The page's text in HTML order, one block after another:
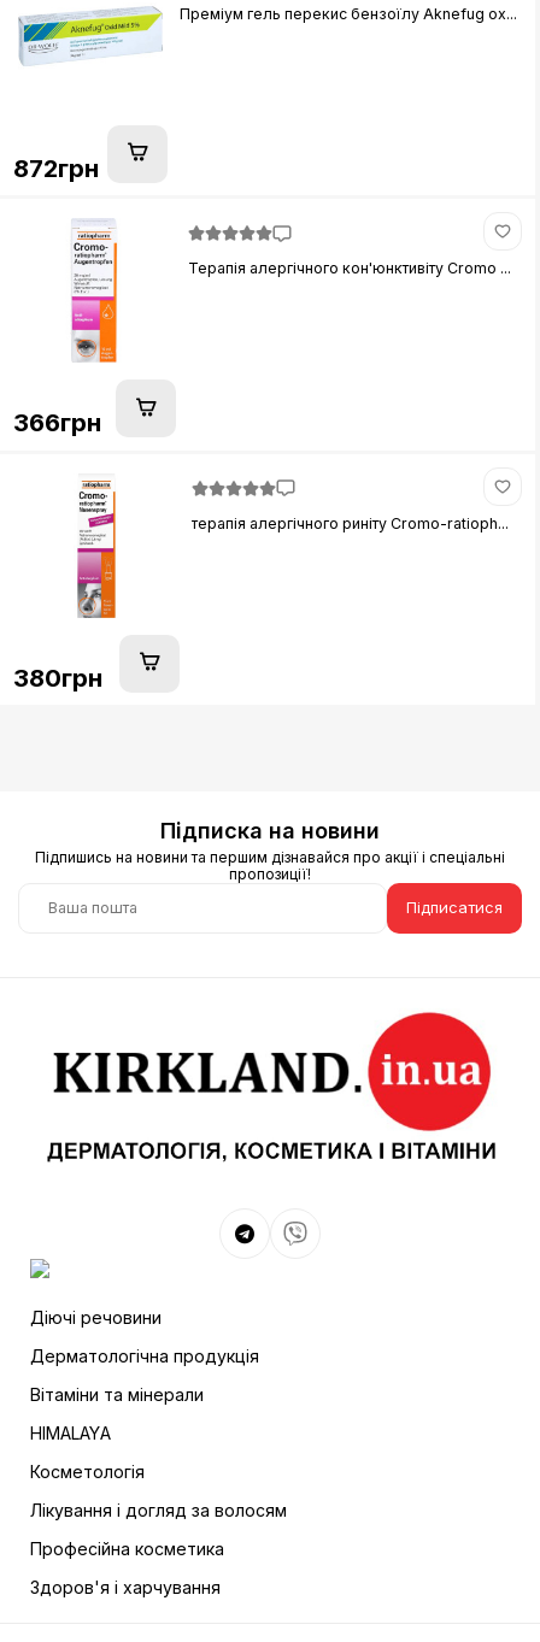
Преміум гель перекис бензоїлу Aknefug ox...
872грн
Терапія алергічного кон'юнктивіту Cromo ...
366грн
терапія алергічного риніту Cromo-ratioph...
380грн
Підписка на новини
Підпишись на новини та першим дізнавайся про акції і спеціальні
пропозиції!
Підписатися
Діючі речовини
Дерматологічна продукція
Вітаміни та мінерали
HIMALAYА
Косметологія
Лікування і догляд за волосям
Професійна косметика
Здоров'я і харчування